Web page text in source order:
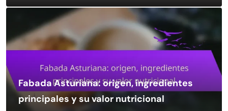
Fabada Asturiana: origen, ingredientes
principales y su valor nutricional